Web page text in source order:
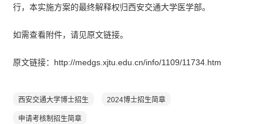
行，本实施方案的最终解释权归西安交通大学医学部。
如需查看附件，请见原文链接。
原文链接：http://medgs.xjtu.edu.cn/info/1109/11734.htm
西安交通大学博士招生 2024博士招生简章
申请考核制招生简章